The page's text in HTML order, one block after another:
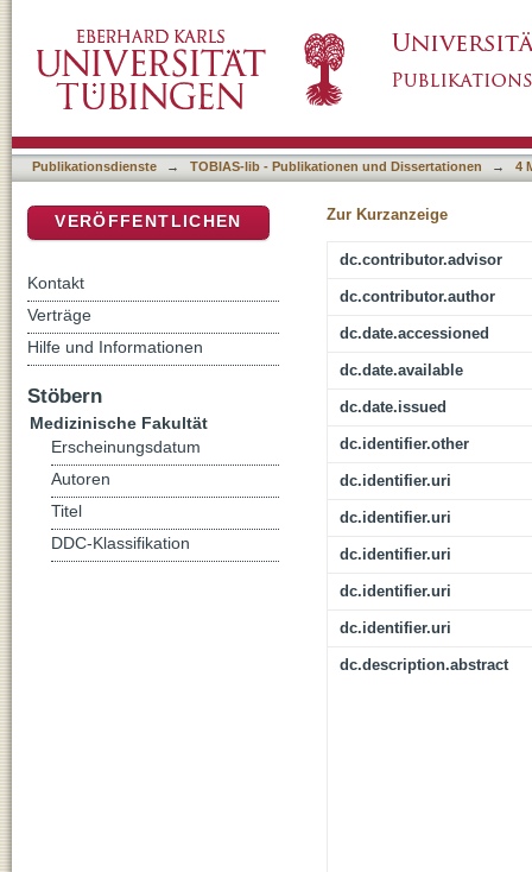
Universitätsklinikums Tübingen; Zeitraum:
Publikationsdienste → TOBIAS-lib - Publikationen und Dissertationen → 4
Zur Kurzanzeige
dc.contributor.advisor
dc.contributor.author
dc.date.accessioned
dc.date.available
dc.date.issued
dc.identifier.other
dc.identifier.uri
dc.identifier.uri
dc.identifier.uri
dc.identifier.uri
dc.identifier.uri
dc.description.abstract
VERÖFFENTLICHEN
Kontakt
Verträge
Hilfe und Informationen
Stöbern
Medizinische Fakultät
Erscheinungsdatum
Autoren
Titel
DDC-Klassifikation